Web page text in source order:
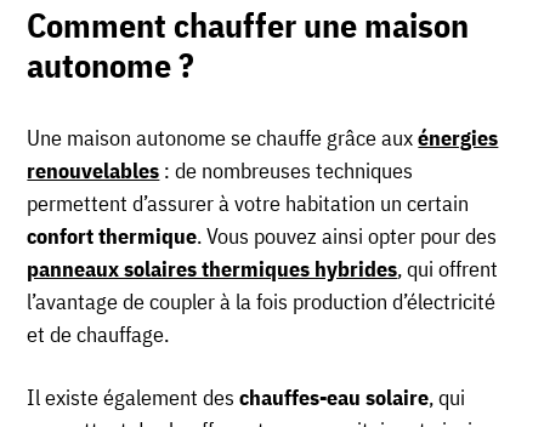
Comment chauffer une maison
autonome ?
Une maison autonome se chauffe grâce auxénergies
renouvelables : de nombreuses techniques
permettent d’assurer à votre habitation un certain
confort thermique. Vous pouvez ainsi opter pour des
panneaux solaires thermiques hybrides, qui offrent
l’avantage de coupler à la fois production d’électricité
et de chauffage.
Il existe également deschauffes-eau solaire, qui